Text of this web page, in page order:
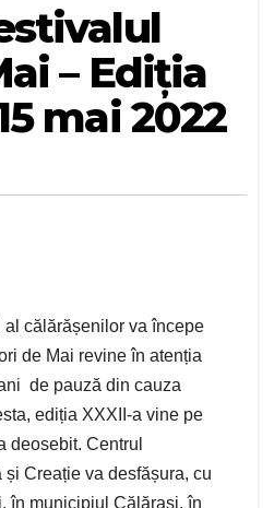
– Ediția
mai 2022
călărășenilor va începe
de Mai revine în atenția
de pauză din cauza
ediția XXXII-a vine pe
deosebit. Centrul
Creație va desfășura, cu
în municipiul Călărași, în